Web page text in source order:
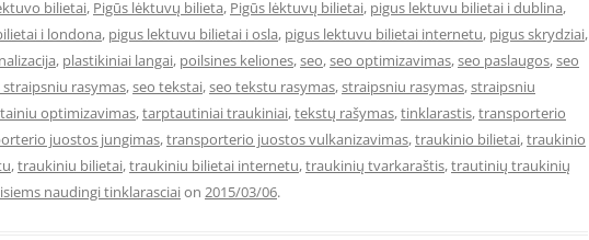
bilietai, Pigūs lėktuvų bilieta, Pigūs lėktuvų bilietai, pigus lektuvu bilietai i dublina,
i londona, pigus lektuvu bilietai i osla, pigus lektuvu bilietai internetu, pigus skrydziai,
, plastikiniai langai, poilsines keliones,seo,seo optimizavimas,seo paslaugos,seo
straipsniu rasymas,seo tekstai,seo tekstu rasymas,straipsniu rasymas,straipsniu
optimizavimas,tarptautiniai traukiniai,tekstų rašymas,tinklarastis,transporterio
juostos jungimas,transporterio juostos vulkanizavimas,traukinio bilietai,traukinio
,traukiniu bilietai,traukiniu bilietai internetu,traukinių tvarkaraštis,trautinių traukinių
naudingi tinklarasciaion 2015/03/06.